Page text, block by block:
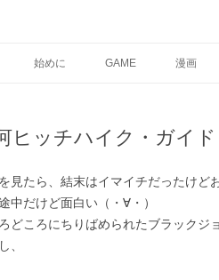
始めに GAME 漫画
ヒッチハイク・ガイド
見たら、結末はイマイチだったけど
中だけど面白い（・∀・）
どころにちりばめられたブラックジ
、